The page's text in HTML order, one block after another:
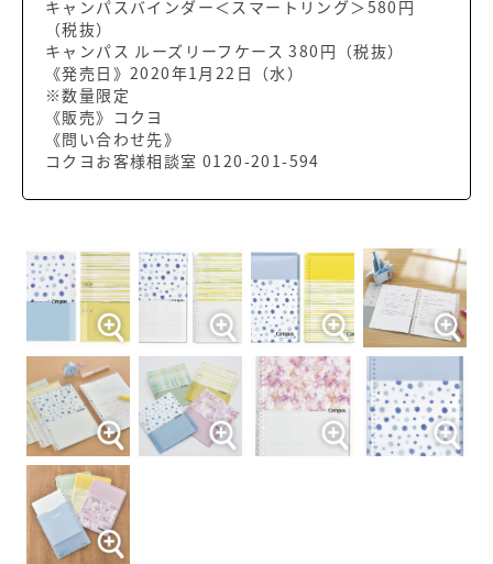
キャンパスバインダー＜スマートリング＞580円
（税抜）
キャンパス ルーズリーフケース 380円（税抜）
《発売日》2020年1月22日（水）
※数量限定
《販売》コクヨ
《問い合わせ先》
コクヨお客様相談室 0120-201-594